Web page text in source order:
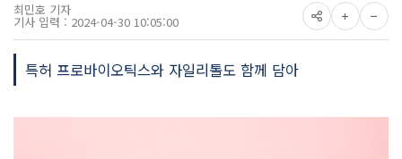
최민호 기자
기사 입력 : 2024-04-30 10:05:00
특허 프로바이오틱스와 자일리톨도 함께 담아